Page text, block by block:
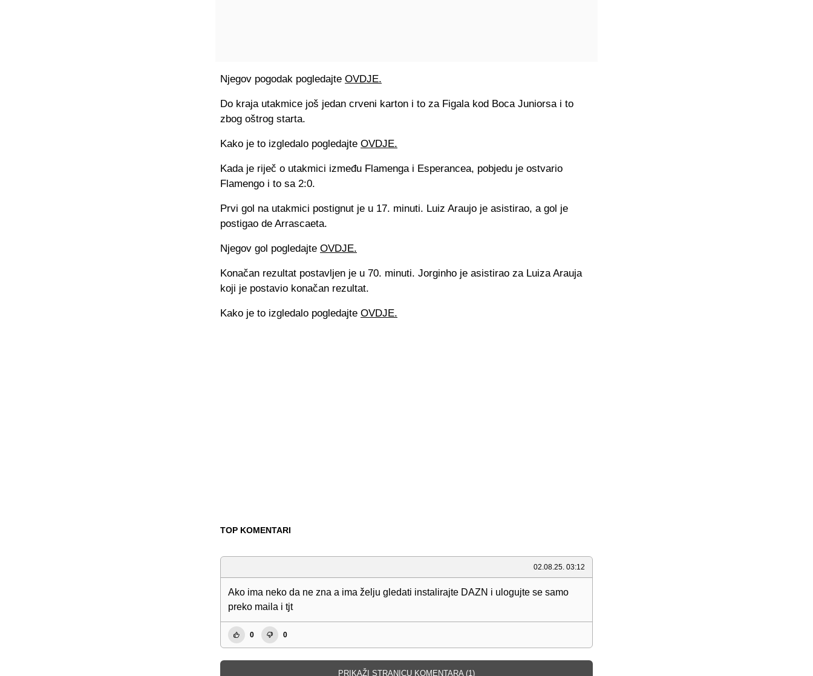
Njegov pogodak pogledajte OVDJE.
Do kraja utakmice još jedan crveni karton i to za Figala kod Boca Juniorsa i to
zbog oštrog starta.
Kako je to izgledalo pogledajte OVDJE.
Kada je riječ o utakmici između Flamenga i Esperancea, pobjedu je ostvario
Flamengo i to sa 2:0.
Prvi gol na utakmici postignut je u 17. minuti. Luiz Araujo je asistirao, a gol je
postigao de Arrascaeta.
Njegov gol pogledajte OVDJE.
Konačan rezultat postavljen je u 70. minuti. Jorginho je asistirao za Luiza Arauja
koji je postavio konačan rezultat.
Kako je to izgledalo pogledajte OVDJE.
TOP KOMENTARI
02.08.25. 03:12
Ako ima neko da ne zna a ima želju gledati instalirajte DAZN i ulogujte se samo
preko maila i tjt
0 0
PRIKAŽI STRANICU KOMENTARA (1)